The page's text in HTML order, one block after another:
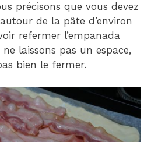
précisons que vous devez
de la pâte d’environ
refermer l’empanada
laissons pas un espace,
bien le fermer.